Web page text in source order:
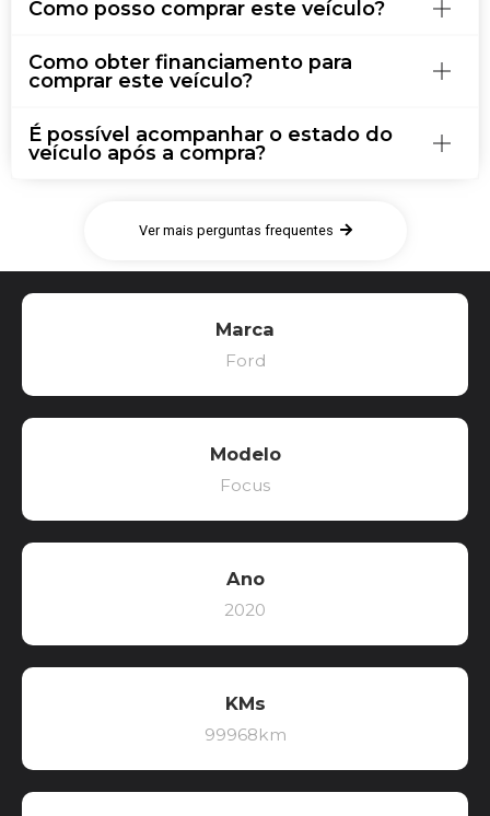
Como posso comprar este veículo?
Como obter financiamento para
comprar este veículo?
É possível acompanhar o estado do
veículo após a compra?
Ver mais perguntas frequentes
Marca
Ford
Modelo
Focus
Ano
2020
KMs
99968km